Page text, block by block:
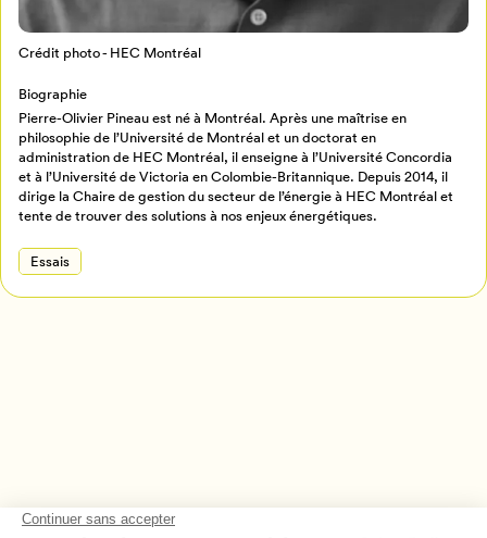
Billetterie
Retour à l’accueil
Crédit photo - HEC Montréal
Biographie
Pierre-Olivier Pineau est né à Montréal. Après une maîtrise en
philosophie de l’Université de Montréal et un doctorat en
administration de HEC Montréal, il enseigne à l’Université Concordia
et à l’Université de Victoria en Colombie-Britannique. Depuis 2014, il
dirige la Chaire de gestion du secteur de l’énergie à HEC Montréal et
tente de trouver des solutions à nos enjeux énergétiques.
Essais
Se connecter
Créer un profil
Annuler